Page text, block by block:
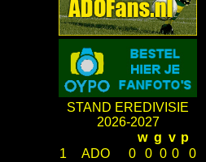
STAND EREDIVISIE
2026-2027
w g v p
1
ADO 0 0 0 0
0